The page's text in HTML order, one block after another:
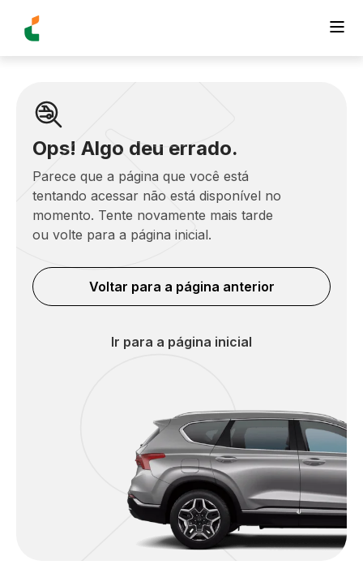
Ops! Algo deu errado.
Parece que a página que você está
tentando acessar não está disponível no
momento. Tente novamente mais tarde
ou volte para a página inicial.
Voltar para a página anterior
Ir para a página inicial